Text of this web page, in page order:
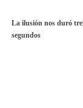
La ilusión nos duró
segundos